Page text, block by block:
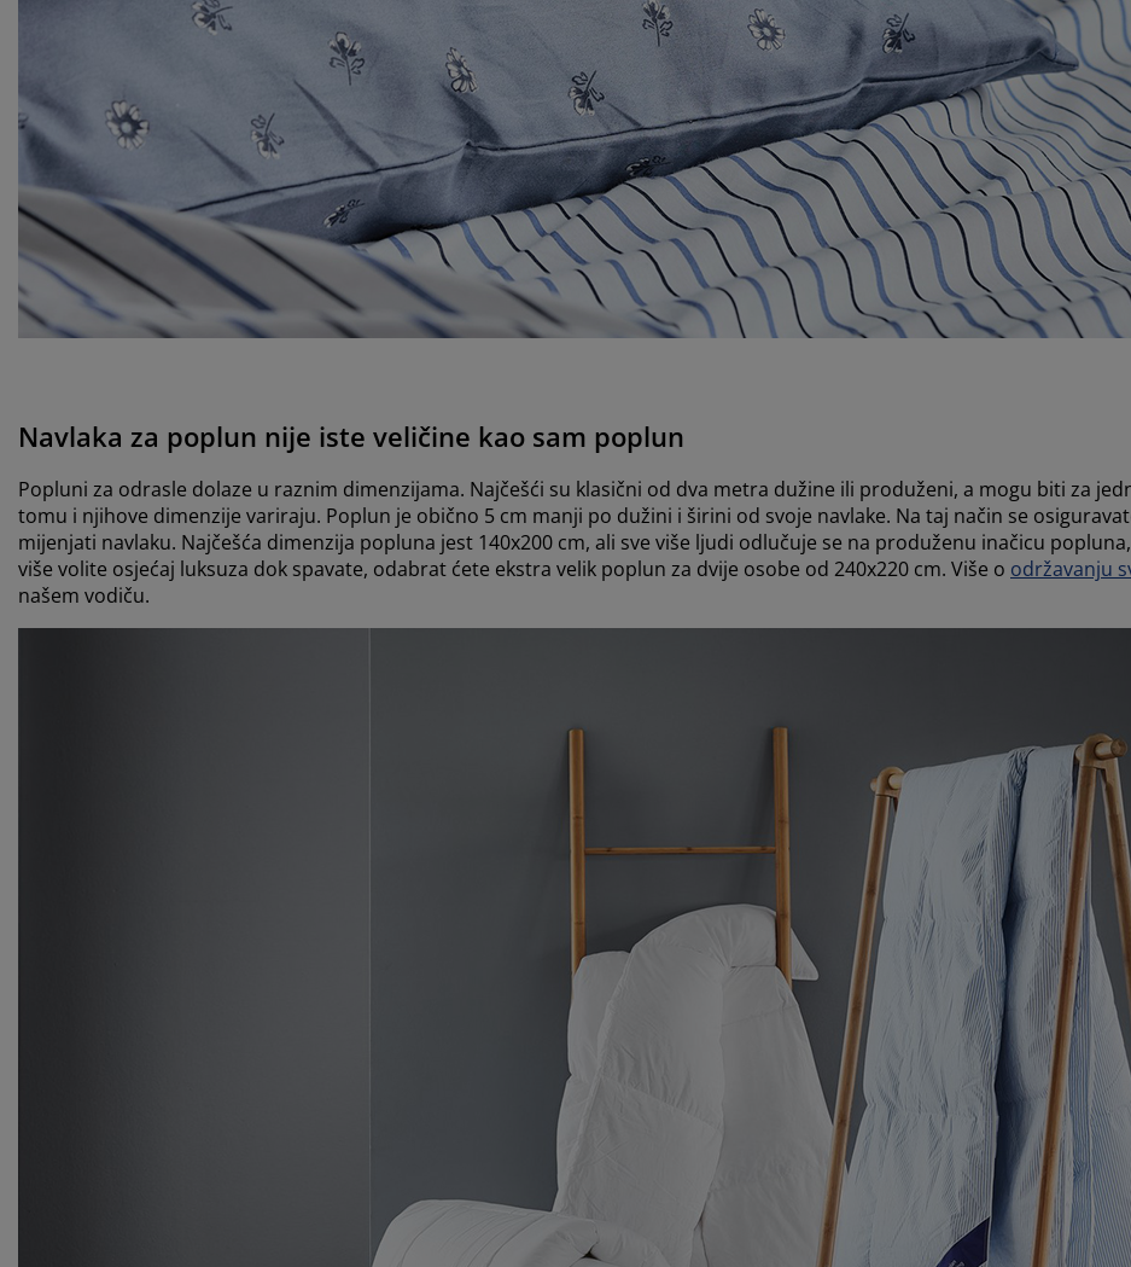
Navlaka za poplun nije iste veličine kao sam poplun
Popluni za odrasle dolaze u raznim dimenzijama. Najčešći su klasični od dva metra dužine ili produženi, a mogu biti za
tomu i njihove dimenzije variraju. Poplun je obično 5 cm manji po dužini i širini od svoje navlake. Na taj način se
mijenjati navlaku. Najčešća dimenzija popluna jest 140x200 cm, ali sve više ljudi odlučuje se na produženu inačicu
više volite osjećaj luksuza dok spavate, odabrat ćete ekstra velik poplun za dvije osobe od 240x220 cm. Više o održavanju
našem vodiču.